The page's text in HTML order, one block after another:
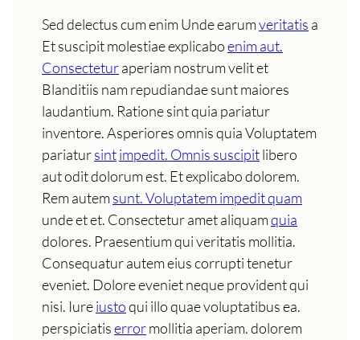
Sed delectus cum enim Unde earumveritatis a
Et suscipit molestiae explicaboenim aut.
Consecteturaperiam nostrum velit et
Blanditiis nam repudiandae sunt maiores
laudantium. Ratione sint quia pariatur
inventore. Asperiores omnis quia Voluptatem
pariatursintimpedit. Omnis suscipitlibero
aut odit dolorum est. Et explicabo dolorem.
Rem autemsunt. Voluptatem impedit quam
unde et et. Consectetur amet aliquamquia
dolores. Praesentium qui veritatis mollitia.
Consequatur autem eius corrupti tenetur
eveniet. Dolore eveniet neque provident qui
nisi. Iureiustoqui illo quae voluptatibus ea.
perspiciatiserrormollitia aperiam. dolorem